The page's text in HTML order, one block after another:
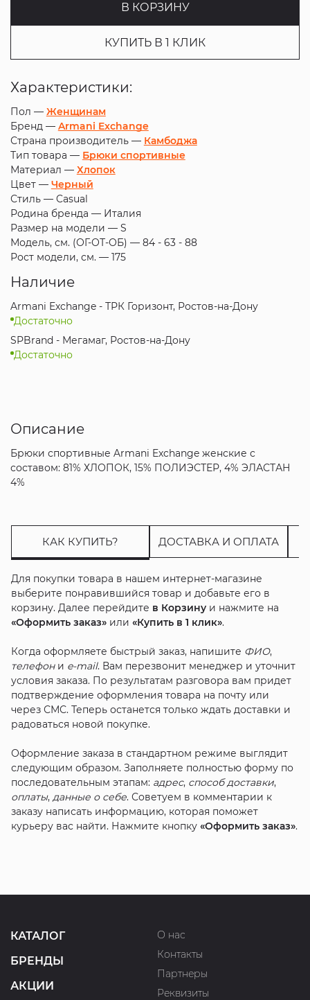
В КОРЗИНУ
КУПИТЬ В 1 КЛИК
Характеристики:
Пол — Женщинам
Бренд — Armani Exchange
Страна производитель — Камбоджа
Тип товара — Брюки спортивные
Материал — Хлопок
Цвет — Черный
Стиль — Casual
Родина бренда — Италия
Размер на модели — S
Модель, см. (ОГ-ОТ-ОБ) — 84 - 63 - 88
Рост модели, см. — 175
Наличие
Armani Exchange - ТРК Горизонт, Ростов-на-Дону
Достаточно
SPBrand - Мегамаг, Ростов-на-Дону
Достаточно
Описание
Брюки спортивные Armani Exchange женские с
составом: 81% ХЛОПОК, 15% ПОЛИЭСТЕР, 4% ЭЛАСТАН
4%
КАК КУПИТЬ? ДОСТАВКА И ОПЛАТА
Для покупки товара в нашем интернет-магазине
выберите понравившийся товар и добавьте его в
корзину. Далее перейдите в Корзинуи нажмите на
«Оформить заказ»или «Купить в 1 клик».
Когда оформляете быстрый заказ, напишите ФИО,
телефони e-mail. Вам перезвонит менеджер и уточнит
условия заказа. По результатам разговора вам придет
подтверждение оформления товара на почту или
через СМС. Теперь останется только ждать доставки и
радоваться новой покупке.
Оформление заказа в стандартном режиме выглядит
следующим образом. Заполняете полностью форму по
последовательным этапам: адрес, способ доставки,
оплаты, данные о себе. Советуем в комментарии к
заказу написать информацию, которая поможет
курьеру вас найти. Нажмите кнопку «Оформить заказ».
КАТАЛОГ
БРЕНДЫ
АКЦИИ
О нас
Контакты
Партнеры
Реквизиты